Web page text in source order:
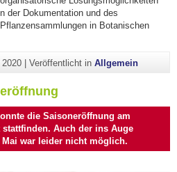
der Dokumentation und des
in Botanischen
Records Conference"
2020| Veröffentlicht in Allgemein
die Saisoneröffnung am
Auch der ins Auge
war leider nicht möglich.